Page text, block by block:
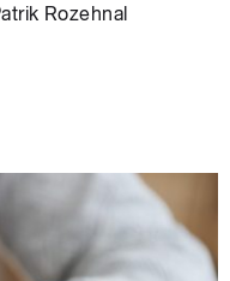
Rozehnal